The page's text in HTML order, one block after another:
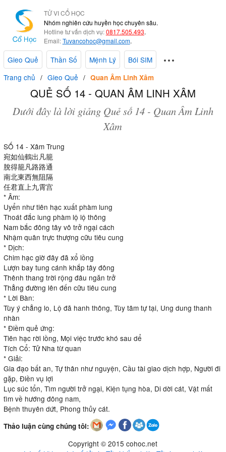
TỬ VI CỔ HỌC
Nhóm nghiên cứu huyền học chuyên sâu.
Hotline tư vấn dịch vụ:0817.505.493.
Email:Tuvancohoc@gmail.com.
Gieo Quẻ Thần Số Mệnh Lý
Bói SIM
Trang chủ
Gieo Quẻ Quan Âm Linh Xâm
QUẺ SỐ 14 - QUAN ÂM LINH XÂM
Dưới đây là lời giảng Quẻ số 14 - Quan Âm Linh
Xâm
SỐ 14 - Xâm Trung
宛如仙鶴出凡籠
脫得籠凡路路通
南北東西無阻隔
任君直上九霄宫
* Âm:
Uyển như tiên hạc xuất phàm lung
Thoát đắc lung phàm lộ lộ thông
Nam bắc đông tây vô trở ngại cách
Nhậm quân trực thượng cữu tiêu cung
* Dịch:
Chim hạc giờ đây đã xổ lồng
Lượn bay tung cánh khắp tây đông
Thênh thang trời rộng đâu ngăn trở
Thẳng đường lên đến cữu tiêu cung
* Lời Bàn:
Tùy ý chẳng lo, Lộ đã hanh thông, Tùy tâm tự tại, Ung dung thanh
nhàn
* Điềm quẻ ứng:
Tiên hạc rời lồng, Mọi việc trước khó sau dể
Tích Cổ: Tử Nha từ quan
* Giải:
Gia đạo bất an, Tự thân như nguyện, Cầu tài giao dịch hợp, Người đi
gặp, Điền vụ lợi
Lục súc tổn, Tìm người trở ngại, Kiện tụng hòa, Di dời cát, Vật mất
tìm về hướng đông nam,
Bệnh thuyên dứt, Phong thủy cát.
Thảo luận cùng chúng tôi:
Copyright © 2015 cohoc.net